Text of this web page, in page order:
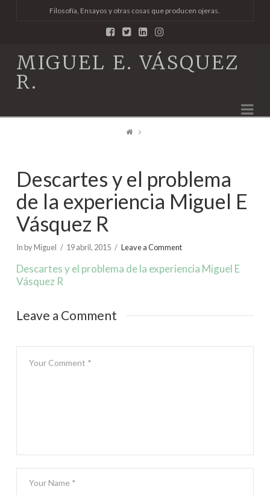
Filosofía, Ensayos y otras cosas que producen ojeras.
MIGUEL E. VÁSQUEZ
R.
Descartes y el problema
de la experiencia Miguel E
Vásquez R
In by Miguel 19 abril, 2015 Leave a Comment
Descartes y el problema de la experiencia Miguel E
Vásquez R
Leave a Comment